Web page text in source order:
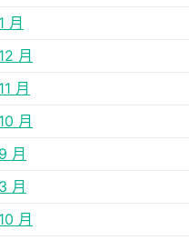
月
月
月
月
月
月
月